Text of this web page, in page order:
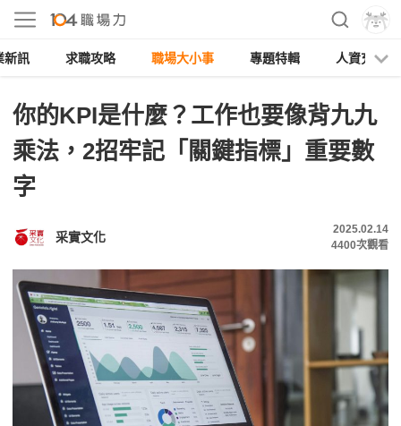
新訊 求職攻略 職場大小事 專題特輯 人資充電
你的KPI是什麼？工作也要像背九九
乘法，2招牢記「關鍵指標」重要數
字
采實文化
2025.02.14
4400次觀看